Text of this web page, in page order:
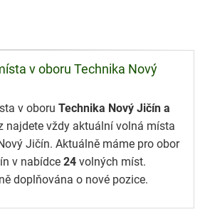
v oboru Technika Nový
v oboru Technika Nový Jičín a
najdete vždy aktuální volná místa
Jičín. Aktuálně máme pro obor
v nabídce 24 volných míst.
doplňována o nové pozice.